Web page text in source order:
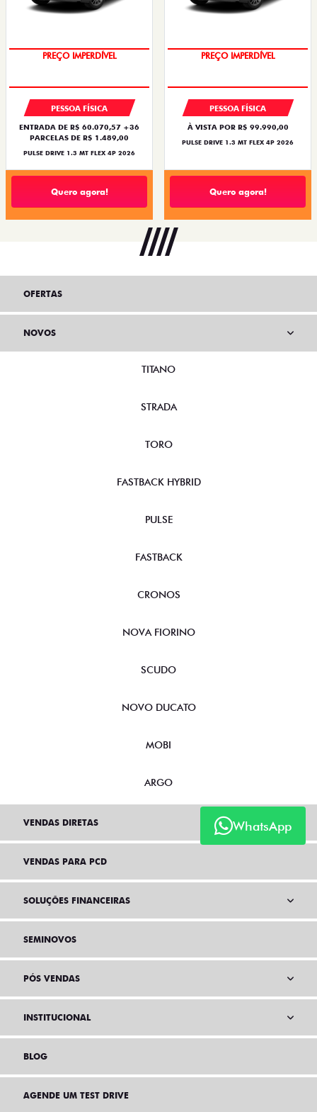
PREÇO IMPERDÍVEL
PESSOA FÍSICA
ENTRADA DE R$ 60.070,57 +36
PARCELAS DE R$ 1.489,00
PULSE DRIVE 1.3 MT FLEX 4P 2026
Quero agora!
PREÇO IMPERDÍVEL
PESSOA FÍSICA
À VISTA POR R$ 99.990,00
PULSE DRIVE 1.3 MT FLEX 4P 2026
Quero agora!
WhatsApp
OFERTAS
NOVOS
TITANO
STRADA
TORO
FASTBACK HYBRID
PULSE
FASTBACK
CRONOS
NOVA FIORINO
SCUDO
NOVO DUCATO
MOBI
ARGO
VENDAS DIRETAS
VENDAS PARA PCD
SOLUÇÕES FINANCEIRAS
SEMINOVOS
PÓS VENDAS
INSTITUCIONAL
BLOG
AGENDE UM TEST DRIVE